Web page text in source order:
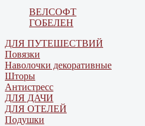
ВЕЛСОФТ
ГОБЕЛЕН
ДЛЯ ПУТЕШЕСТВИЙ
Повязки
Наволочки декоративные
Шторы
Антистресс
ДЛЯ ДАЧИ
ДЛЯ ОТЕЛЕЙ
Подушки